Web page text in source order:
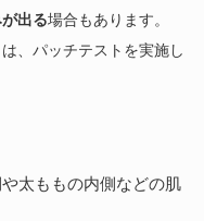
出る場合もあります。
、パッチテストを実施し
太ももの内側などの肌